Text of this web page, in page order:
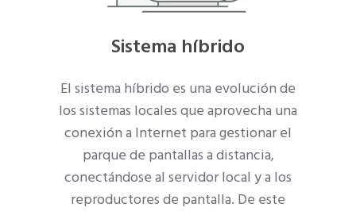
Sistema híbrido
El sistema híbrido es una evolución de
los sistemas locales que aprovecha una
conexión a Internet para gestionar el
parque de pantallas a distancia,
conectándose al servidor local y a los
reproductores de pantalla. De este